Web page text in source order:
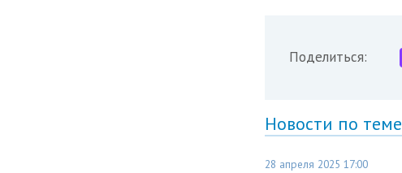
Поделиться:
Новости по теме
28 апреля 2025 17:00